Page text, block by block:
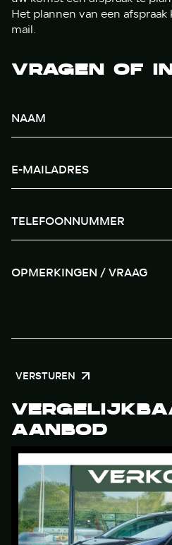
Het plannen van een
mail.
VRAGEN OF
VERSTUREN
AANBOD